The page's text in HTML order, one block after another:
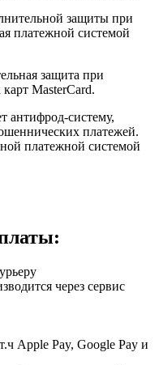
защиты при
платежной системой
защита при
MasterCard.
антифрод-систему,
платежей.
платежной системой
через сервис
Apple Pay, Google Pay и